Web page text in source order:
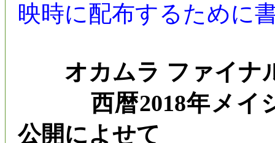
映時に配布するために
オカムラ ファイナ
西暦2018年メイシ
公開によせて